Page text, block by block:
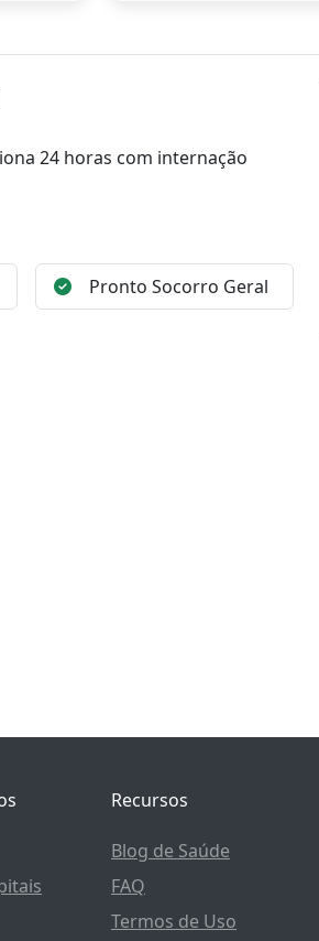
24 horas com internação
Pronto Socorro Geral
Recursos
Blog de Saúde
FAQ
Termos de Uso